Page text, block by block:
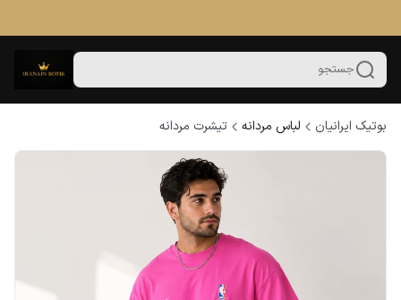
جستجو
بوتیک ایرانیان لباس مردانه تیشرت مردانه